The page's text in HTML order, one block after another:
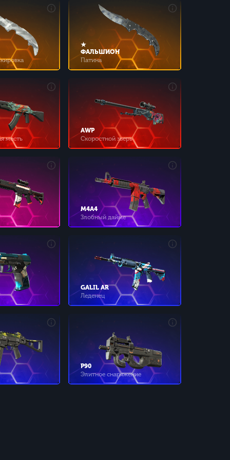
★
ФАЛЬШИОН
Патина
месть
AWP
Скоростной зверь
M4A4
Злобный дайме
GALIL AR
Леденец
P90
Элитное снаряжение